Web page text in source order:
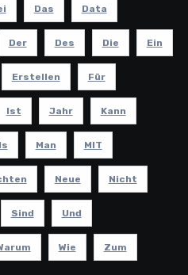
Das Data
Der Des Die Ein
Erstellen Für
Ist Jahr Kann
Man MIT
Neue Nicht
Sind Und
Wie Zum